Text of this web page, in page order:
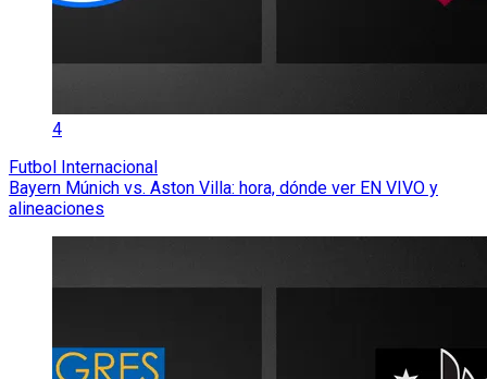
4
Futbol Internacional
Bayern Múnich vs. Aston Villa: hora, dónde ver EN VIVO y
alineaciones